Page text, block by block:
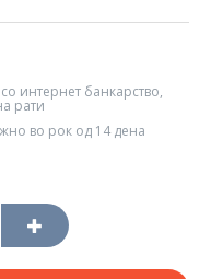
интернет банкарство,
рати
во рок од 14 дена